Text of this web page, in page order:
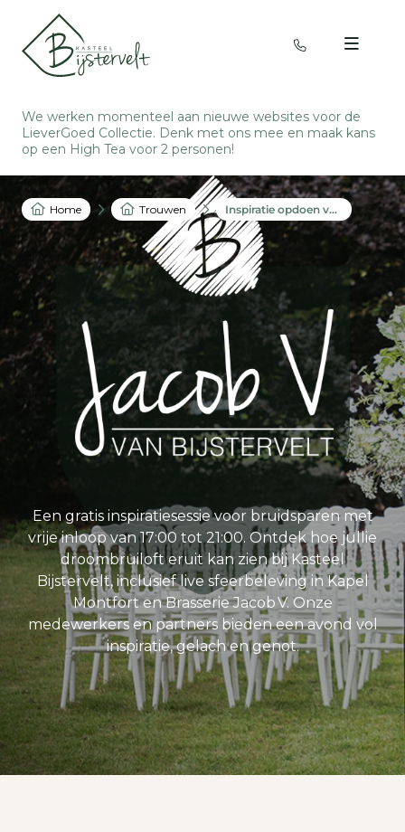
We werken momenteel aan nieuwe websites voor de
LieverGoed Collectie. Denk met ons mee en maak kans
op een High Tea voor 2 personen!
Home Trouwen Inspiratie opdoen voor jullie bruiloft: 28 september 2026
Een gratis inspiratiesessie voor bruidsparen met
vrije inloop van 17:00 tot 21:00. Ontdek hoe jullie
droombruiloft eruit kan zien bij Kasteel
Bijstervelt, inclusief live sfeerbeleving in Kapel
Montfort en Brasserie Jacob V. Onze
medewerkers en partners bieden een avond vol
inspiratie, gelach en genot.